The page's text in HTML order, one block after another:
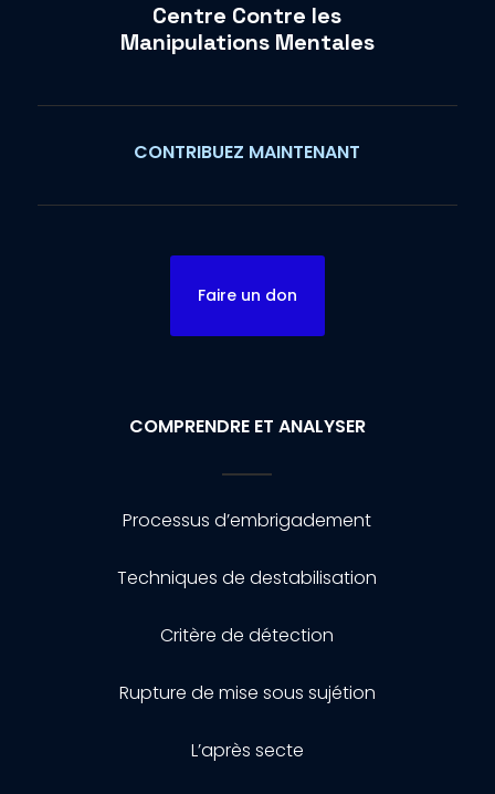
Centre Contre les
Manipulations Mentales
CONTRIBUEZ MAINTENANT
Faire un don
COMPRENDRE ET ANALYSER
Processus d’embrigadement
Techniques de destabilisation
Critère de détection
Rupture de mise sous sujétion
L’après secte